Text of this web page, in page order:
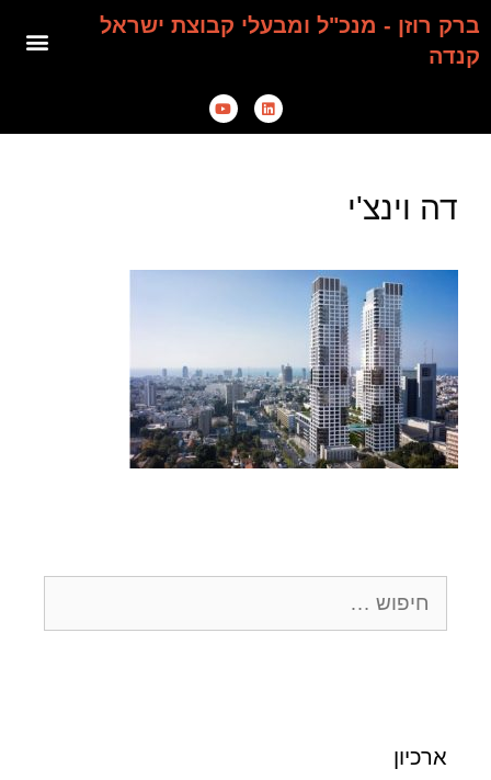
ברק רוזן - מנכ"ל ומבעלי קבוצת ישראל
קנדה
דה וינצ'י
ארכיון